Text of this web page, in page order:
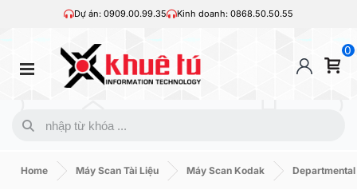
Dự án: 0909.00.99.35 Kinh doanh: 0868.50.50.55
0
Home Máy Scan Tài Liệu Máy Scan Kodak Departmental